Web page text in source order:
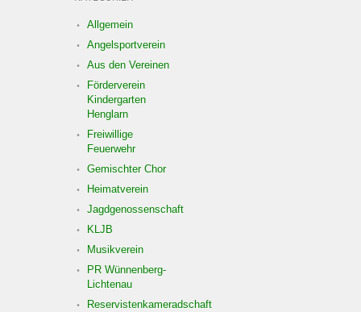
Allgemein
Angelsportverein
Aus den Vereinen
Förderverein
Kindergarten
Henglarn
Freiwillige
Feuerwehr
Gemischter Chor
Heimatverein
Jagdgenossenschaft
KLJB
Musikverein
PR Wünnenberg-
Lichtenau
Reservistenkameradschaft